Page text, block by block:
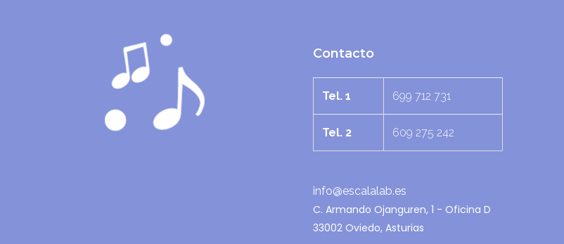
Contacto
Tel. 1 699 712 731
Tel. 2 609 275 242
info@escalalab.es
C. Armando Ojanguren, 1 - Oficina D
33002 Oviedo, Asturias